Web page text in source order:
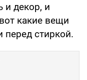
и декор, и
какие вещи
стиркой.